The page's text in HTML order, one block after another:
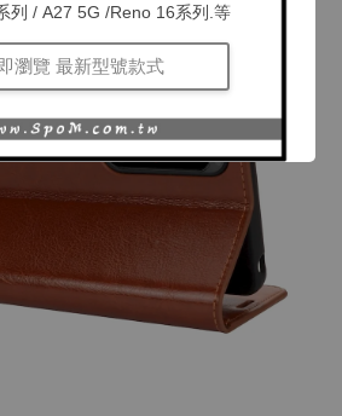
列 / A27 5G /Reno 16系列.等
瀏覽 最新型號款式